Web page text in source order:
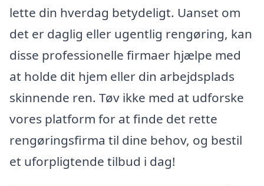
lette din hverdag betydeligt. Uanset om
det er daglig eller ugentlig rengøring, kan
disse professionelle firmaer hjælpe med
at holde dit hjem eller din arbejdsplads
skinnende ren. Tøv ikke med at udforske
vores platform for at finde det rette
rengøringsfirma til dine behov, og bestil
et uforpligtende tilbud i dag!